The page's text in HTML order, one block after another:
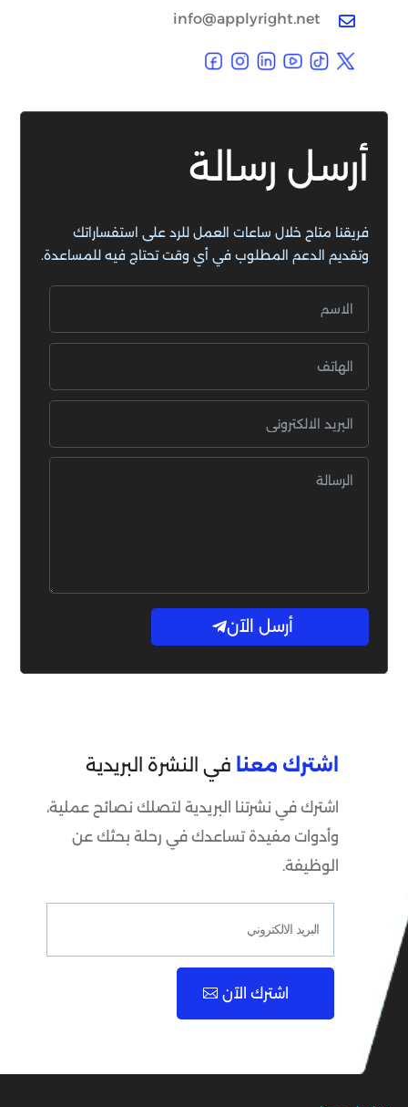

info@applyright.net
أرسل رسالة
فريقنا متاح خلال ساعات العمل للرد على استفساراتك
وتقديم الدعم المطلوب في أي وقت تحتاج فيه للمساعدة.
أرسل الآن
اشترك الآن
اشترك معنا في النشرة البريدية
اشترك في نشرتنا البريدية لتصلك نصائح عملية،
وأدوات مفيدة تساعدك في رحلة بحثك عن
الوظيفة.